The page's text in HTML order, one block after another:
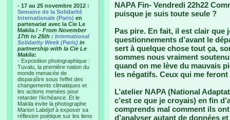
- 17 au 25 novembre 2012 :
Semaine de la Solidarité
Internationale (Paris) en
partenariat avec la Cie Le
Makila / - From November
17th to 25th : International
Solidarity Week (Paris) in
partnership with la Cie Le
Makila:
- Exposition photographique :
Tuvalu, la première nation du
monde menacée de
disparaître sous l’effet des
changements climatiques et
les actions menées pour
retarder l’échéance. Et le
Makila invite la photographe
Marion Labéjof à exposer sa
réflexion poétique sur les liens
NAPA Fin- Vendredi 22h22
puisque je suis toute seule ?
Pas pire. En fait, il est clair que
questionnements d’avant le
sert à quelque chose tout ça,
sommes nous vraiment
quand on me lève du mauvais
les négatifs. Ceux qui me
L’atelier NAPA (National
c’est ce que je croyais) en fin
comprends mal comment ils
d’analyser autant de données